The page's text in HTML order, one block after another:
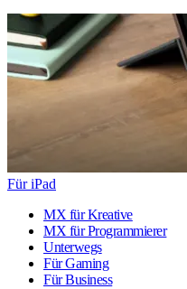
Für iPad
MX für Kreative
MX für Programmierer
Unterwegs
Für Gaming
Für Business